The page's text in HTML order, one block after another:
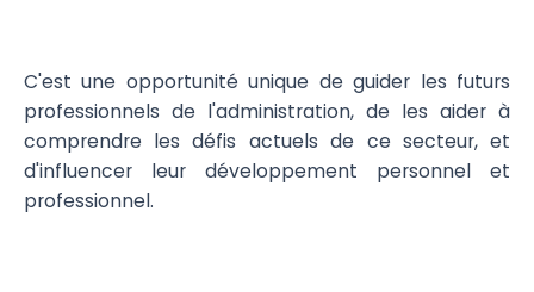
C'est une opportunité unique de guider les futurs
professionnels de l'administration, de les aider à
comprendre les défis actuels de ce secteur, et
d'influencer leur développement personnel et
professionnel.